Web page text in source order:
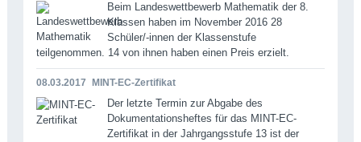
Beim Landeswettbewerb Mathematik der 8.
Klassen haben im November 2016 28
Schüler/-innen der Klassenstufe
teilgenommen. 14 von ihnen haben einen Preis erzielt.
08.03.2017 MINT-EC-Zertifikat
Der letzte Termin zur Abgabe des
Dokumentationsheftes für das MINT-EC-
Zertifikat in der Jahrgangsstufe 13 ist der